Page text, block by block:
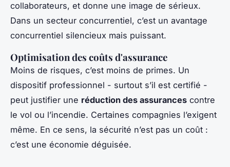
collaborateurs, et donne une image de sérieux.
Dans un secteur concurrentiel, c’est un avantage
concurrentiel silencieux mais puissant.
Optimisation des coûts d'assurance
Moins de risques, c’est moins de primes. Un
dispositif professionnel - surtout s’il est certifié -
peut justifier une réduction des assurances contre
le vol ou l’incendie. Certaines compagnies l’exigent
même. En ce sens, la sécurité n’est pas un coût :
c’est une économie déguisée.